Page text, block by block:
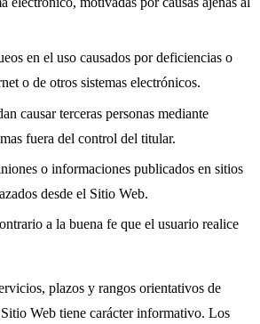
en el uso causados por deficiencias o
o de otros sistemas electrónicos.
causar terceras personas mediante
fuera del control del titular.
o informaciones publicados en sitios
desde el Sitio Web.
a la buena fe que el usuario realice
plazos y rangos orientativos de
Web tiene carácter informativo. Los